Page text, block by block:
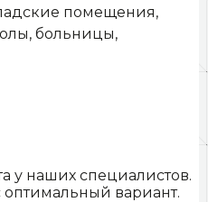
помещения,
больницы,
у наших специалистов.
вариант.